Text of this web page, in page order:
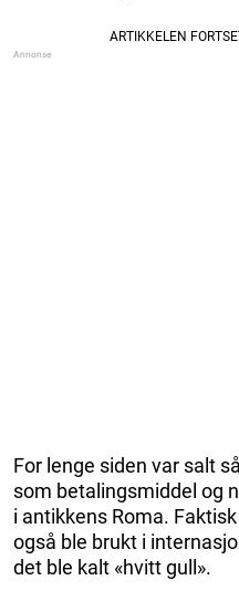
For lenge siden var salt
som betalingsmiddel og
i antikkens Roma.
også ble brukt i
det ble kalt «hvitt gull».